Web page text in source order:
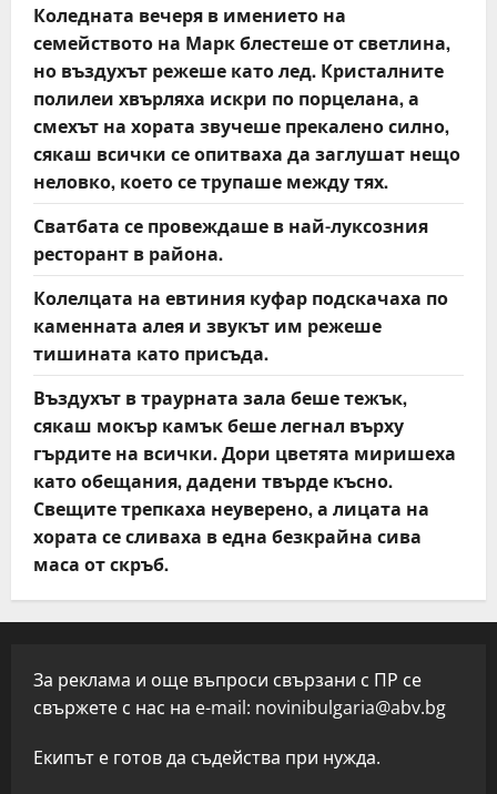
Коледната вечеря в имението на
семейството на Марк блестеше от светлина,
но въздухът режеше като лед. Кристалните
полилеи хвърляха искри по порцелана, а
смехът на хората звучеше прекалено силно,
сякаш всички се опитваха да заглушат нещо
неловко, което се трупаше между тях.
Сватбата се провеждаше в най-луксозния
ресторант в района.
Колелцата на евтиния куфар подскачаха по
каменната алея и звукът им режеше
тишината като присъда.
Въздухът в траурната зала беше тежък,
сякаш мокър камък беше легнал върху
гърдите на всички. Дори цветята миришеха
като обещания, дадени твърде късно.
Свещите трепкаха неуверено, а лицата на
хората се сливаха в една безкрайна сива
маса от скръб.
За реклама и още въпроси свързани с ПР се
свържете с нас на e-mail: novinibulgaria@abv.bg
Екипът е готов да съдейства при нужда.